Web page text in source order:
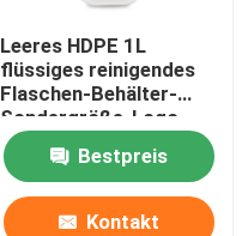
Leeres HDPE 1L
flüssiges reinigendes
Flaschen-Behälter-
Sondergröße-Logo
Bestpreis
Kontakt